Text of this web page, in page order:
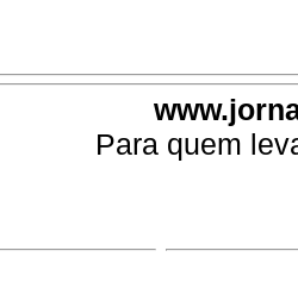
Para quem